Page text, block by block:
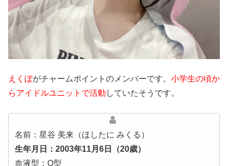
えくぼがチャームポイントのメンバーです。 小学生の頃か
らアイドルユニットで活動 していたそうです。
名前：星谷 美来（ほしたに みくる）
生年月日：2003年11月6日（20歳）
血液型：O型